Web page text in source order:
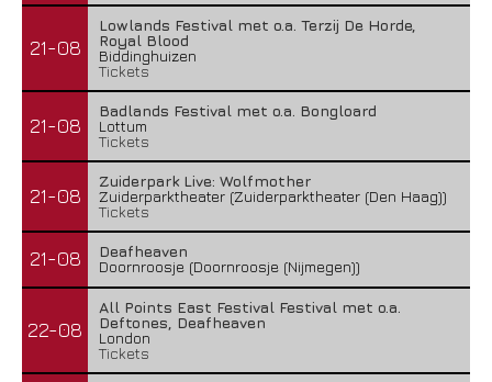
21-08
Lowlands Festival met o.a. Terzij De Horde,
Royal Blood
Biddinghuizen
Tickets
21-08
Badlands Festival met o.a. Bongloard
Lottum
Tickets
21-08
Zuiderpark Live: Wolfmother
Zuiderparktheater (Zuiderparktheater (Den Haag))
Tickets
21-08
Deafheaven
Doornroosje (Doornroosje (Nijmegen))
22-08
All Points East Festival Festival met o.a.
Deftones, Deafheaven
London
Tickets